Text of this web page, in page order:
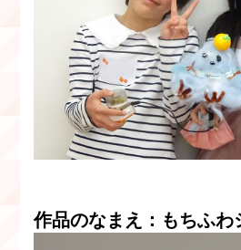
作品のなまえ：もちふわ